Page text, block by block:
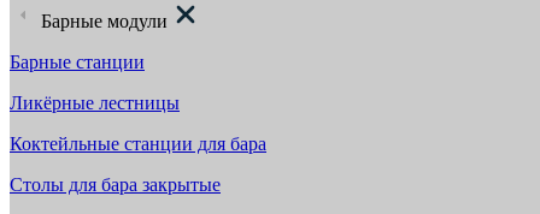
Барные модули
Барные станции
Ликёрные лестницы
Коктейльные станции для бара
Столы для бара закрытые